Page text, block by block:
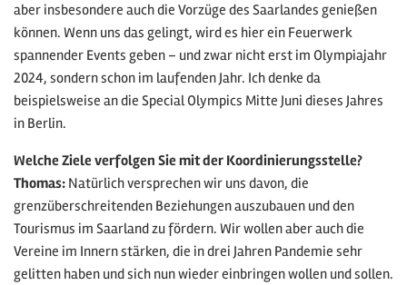
aber insbesondere auch die Vorzüge des Saarlandes genießen
können. Wenn uns das gelingt, wird es hier ein Feuerwerk
spannender Events geben – und zwar nicht erst im Olympiajahr
2024, sondern schon im laufenden Jahr. Ich denke da
beispielsweise an die Special Olympics Mitte Juni dieses Jahres
in Berlin.
Welche Ziele verfolgen Sie mit der Koordinierungsstelle?
Thomas: Natürlich versprechen wir uns davon, die
grenzüberschreitenden Beziehungen auszubauen und den
Tourismus im Saarland zu fördern. Wir wollen aber auch die
Vereine im Innern stärken, die in drei Jahren Pandemie sehr
gelitten haben und sich nun wieder einbringen wollen und sollen.